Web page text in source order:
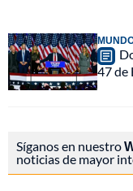
47 de
Síganos en nuestro
noticias de mayor